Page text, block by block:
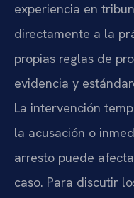
experiencia en
directamente a la
propias reglas de
evidencia y
La intervención
la acusación o
arresto puede
caso. Para discutir